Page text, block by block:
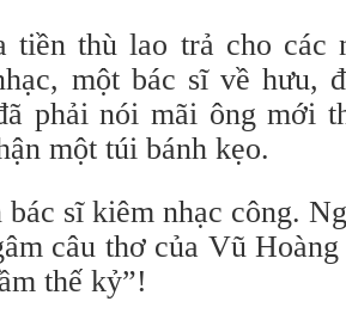
tiền thù lao trả cho các
một bác sĩ về hưu,
phải nói mãi ông mới
một túi bánh kẹo.
sĩ kiêm nhạc công.
câu thơ của Vũ
thế kỷ”!